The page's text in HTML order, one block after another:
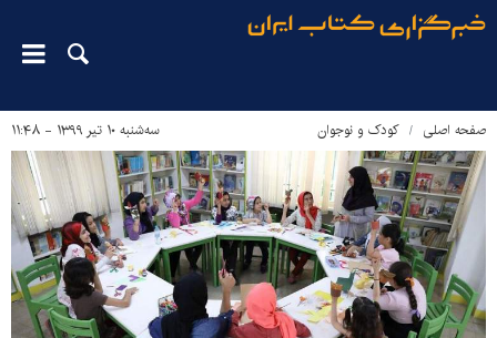
صفحه اصلی کودک و نوجوان سه‌شنبه ۱۰ تیر ۱۳۹۹ - ۱۱:۴۸